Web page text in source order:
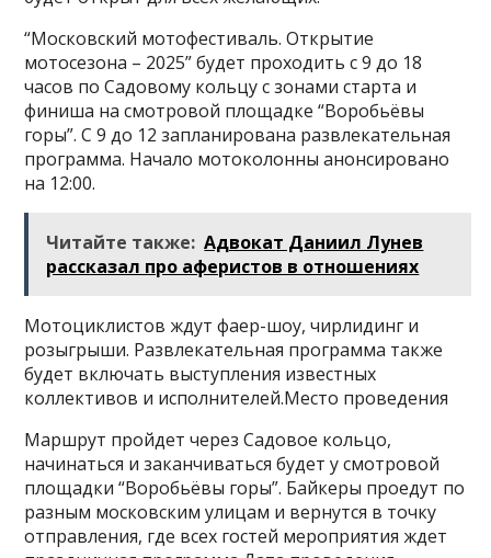
“Московский мотофестиваль. Открытие
мотосезона – 2025” будет проходить с 9 до 18
часов по Садовому кольцу с зонами старта и
финиша на смотровой площадке “Воробьёвы
горы”. С 9 до 12 запланирована развлекательная
программа. Начало мотоколонны анонсировано
на 12:00.
Читайте также: Адвокат Даниил Лунев
рассказал про аферистов в отношениях
Мотоциклистов ждут фаер-шоу, чирлидинг и
розыгрыши. Развлекательная программа также
будет включать выступления известных
коллективов и исполнителей.Место проведения
Маршрут пройдет через Садовое кольцо,
начинаться и заканчиваться будет у смотровой
площадки “Воробьёвы горы”. Байкеры проедут по
разным московским улицам и вернутся в точку
отправления, где всех гостей мероприятия ждет